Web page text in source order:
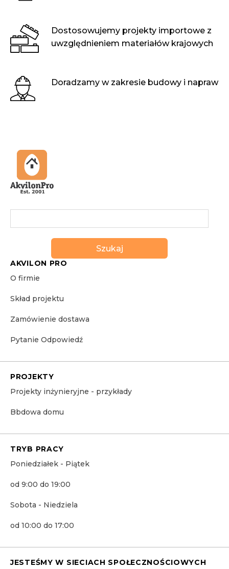
Dostosowujemy projekty importowe z
uwzględnieniem materiałów krajowych
Doradzamy w zakresie budowy i napraw
Szukaj
AKVILON PRO
O firmie
Skład projektu
Zamówienie dostawa
Pytanie Odpowiedź
PROJEKTY
Projekty inżynieryjne - przykłady
Bbdowa domu
TRYB PRACY
Poniedziałek - Piątek
od 9:00 do 19:00
Sobota - Niedziela
od 10:00 do 17:00
JESTEŚMY W SIECIACH SPOŁECZNOŚCIOWYCH